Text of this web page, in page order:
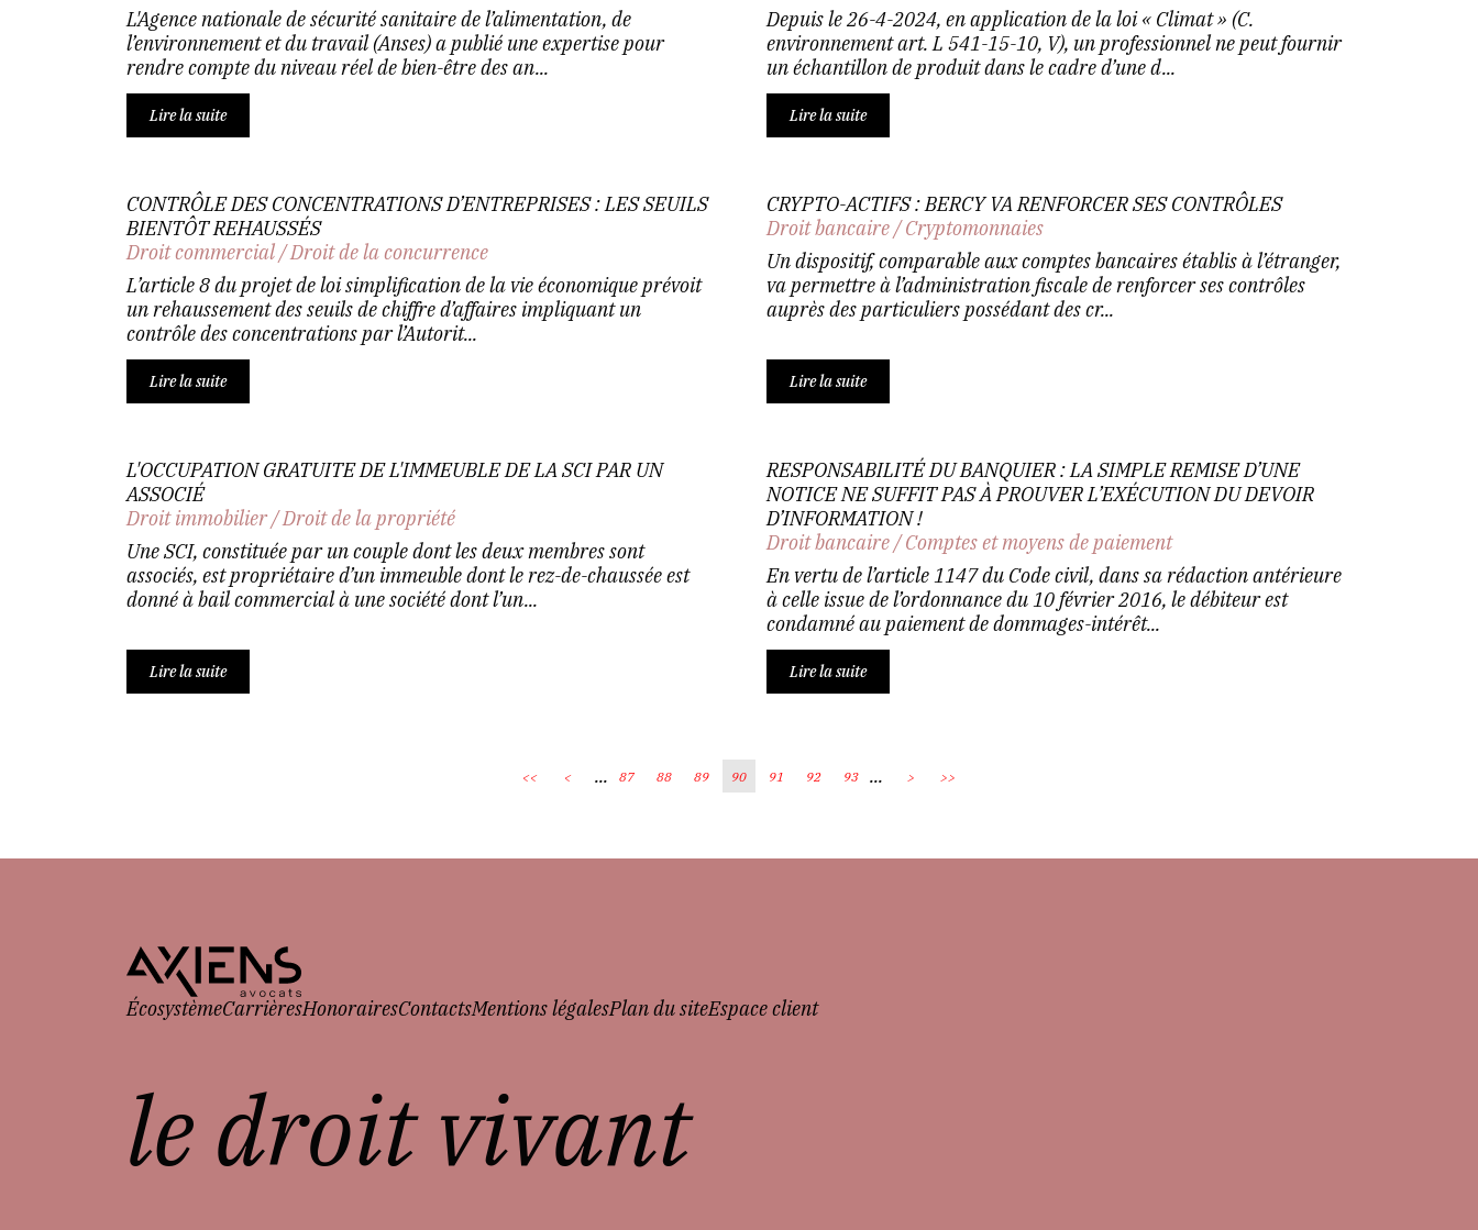
L'Agence nationale de sécurité sanitaire de l’alimentation, de
l’environnement et du travail (Anses) a publié une expertise pour
rendre compte du niveau réel de bien-être des an...
Lire la suite
Depuis le 26-4-2024, en application de la loi « Climat » (C.
environnement art. L 541-15-10, V), un professionnel ne peut fournir
un échantillon de produit dans le cadre d’une d...
Lire la suite
CONTRÔLE DES CONCENTRATIONS D’ENTREPRISES : LES SEUILS
BIENTÔT REHAUSSÉS
Droit commercial/Droit de la concurrence
L’article 8 du projet de loi simplification de la vie économique prévoit
un rehaussement des seuils de chiffre d’affaires impliquant un
contrôle des concentrations par l’Autorit...
Lire la suite
CRYPTO-ACTIFS : BERCY VA RENFORCER SES CONTRÔLES
Droit bancaire/Cryptomonnaies
Un dispositif, comparable aux comptes bancaires établis à l’étranger,
va permettre à l’administration fiscale de renforcer ses contrôles
auprès des particuliers possédant des cr...
Lire la suite
L'OCCUPATION GRATUITE DE L'IMMEUBLE DE LA SCI PAR UN
ASSOCIÉ
Droit immobilier/Droit de la propriété
Une SCI, constituée par un couple dont les deux membres sont
associés, est propriétaire d’un immeuble dont le rez-de-chaussée est
donné à bail commercial à une société dont l’un...
Lire la suite
RESPONSABILITÉ DU BANQUIER : LA SIMPLE REMISE D’UNE
NOTICE NE SUFFIT PAS À PROUVER L’EXÉCUTION DU DEVOIR
D’INFORMATION !
Droit bancaire/Comptes et moyens de paiement
En vertu de l’article 1147 du Code civil, dans sa rédaction antérieure
à celle issue de l’ordonnance du 10 février 2016, le débiteur est
condamné au paiement de dommages-intérêt...
Lire la suite
<< < ... 87 88 89 90 91 92 93 ... > >>
ÉcosystèmeCarrièresHonorairesContactsMentions légalesPlan du siteEspace client
le droit vivant